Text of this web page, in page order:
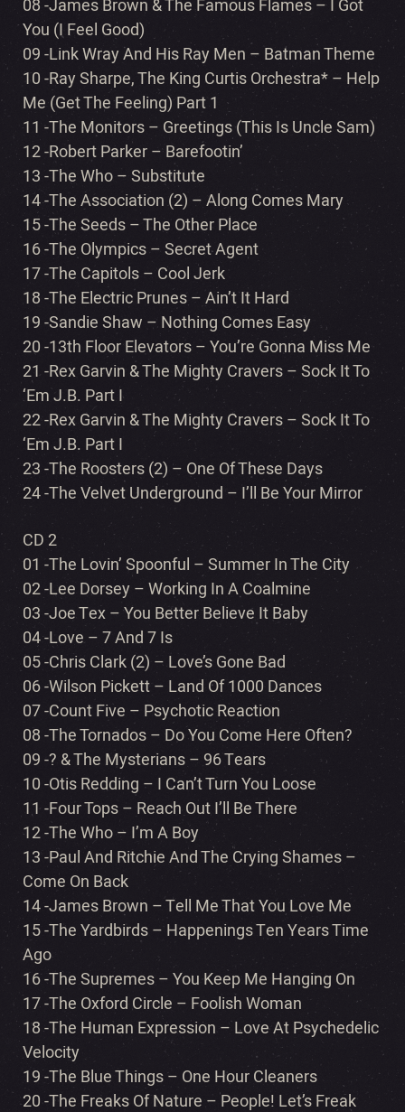
08 -James Brown & The Famous Flames – I Got
You (I Feel Good)
09 -Link Wray And His Ray Men – Batman Theme
10 -Ray Sharpe, The King Curtis Orchestra* – Help
Me (Get The Feeling) Part 1
11 -The Monitors – Greetings (This Is Uncle Sam)
12 -Robert Parker – Barefootin’
13 -The Who – Substitute
14 -The Association (2) – Along Comes Mary
15 -The Seeds – The Other Place
16 -The Olympics – Secret Agent
17 -The Capitols – Cool Jerk
18 -The Electric Prunes – Ain’t It Hard
19 -Sandie Shaw – Nothing Comes Easy
20 -13th Floor Elevators – You’re Gonna Miss Me
21 -Rex Garvin & The Mighty Cravers – Sock It To
‘Em J.B. Part I
22 -Rex Garvin & The Mighty Cravers – Sock It To
‘Em J.B. Part I
23 -The Roosters (2) – One Of These Days
24 -The Velvet Underground – I’ll Be Your Mirror
CD 2
01 -The Lovin’ Spoonful – Summer In The City
02 -Lee Dorsey – Working In A Coalmine
03 -Joe Tex – You Better Believe It Baby
04 -Love – 7 And 7 Is
05 -Chris Clark (2) – Love’s Gone Bad
06 -Wilson Pickett – Land Of 1000 Dances
07 -Count Five – Psychotic Reaction
08 -The Tornados – Do You Come Here Often?
09 -? & The Mysterians – 96 Tears
10 -Otis Redding – I Can’t Turn You Loose
11 -Four Tops – Reach Out I’ll Be There
12 -The Who – I’m A Boy
13 -Paul And Ritchie And The Crying Shames –
Come On Back
14 -James Brown – Tell Me That You Love Me
15 -The Yardbirds – Happenings Ten Years Time
Ago
16 -The Supremes – You Keep Me Hanging On
17 -The Oxford Circle – Foolish Woman
18 -The Human Expression – Love At Psychedelic
Velocity
19 -The Blue Things – One Hour Cleaners
20 -The Freaks Of Nature – People! Let’s Freak